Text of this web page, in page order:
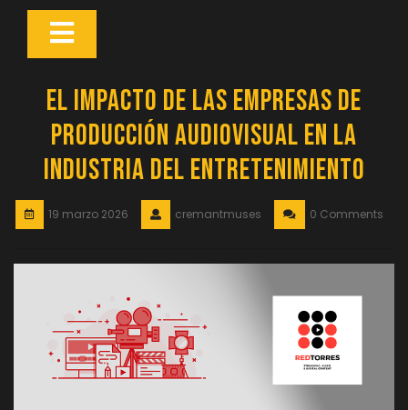
Botón
El Impacto de las Empresas de
Producción Audiovisual en la
Industria del Entretenimiento
19 marzo 2026 cremantmuses 0 Comments